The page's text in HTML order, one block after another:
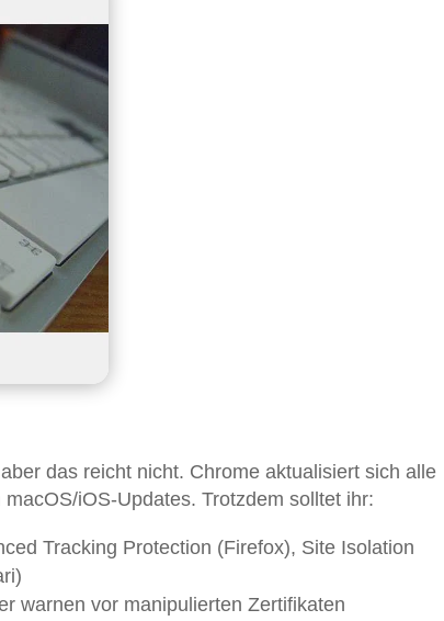
das reicht nicht. Chrome aktualisiert sich alle
iOS-Updates. Trotzdem solltet ihr:
Tracking Protection (Firefox), Site Isolation
warnen vor manipulierten Zertifikaten